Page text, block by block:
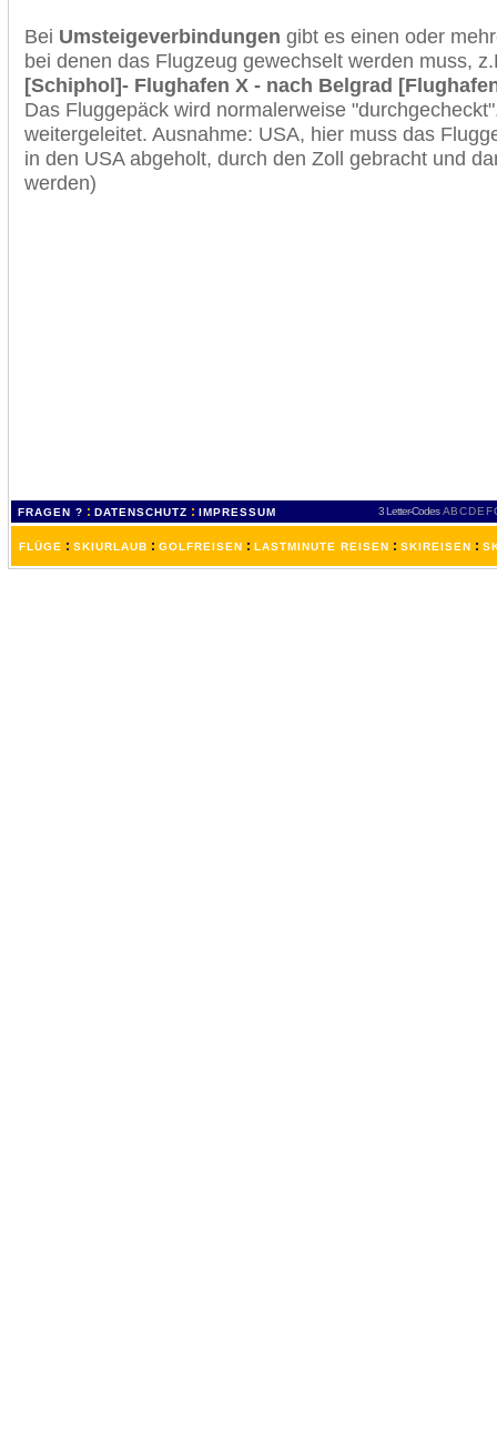
Bei Umsteigeverbindungen gibt es einen oder
bei denen das Flugzeug gewechselt werden muss,
[Schiphol]- Flughafen X - nach Belgrad
Das Fluggepäck wird normalerweise
weitergeleitet. Ausnahme: USA, hier muss das
in den USA abgeholt, durch den Zoll gebracht und
werden)
FRAGEN ? : DATENSCHUTZ : IMPRESSUM 3 Letter-Codes ABCDEF
FLÜGE : SKIURLAUB : GOLFREISEN : LASTMINUTE REISEN : SKIREISEN :